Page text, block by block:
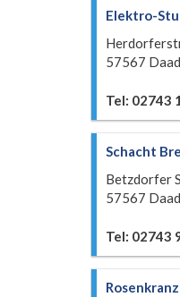
Elektro-
57567
Tel: 02743
Schacht
Betzdorfer
57567
Tel: 02743